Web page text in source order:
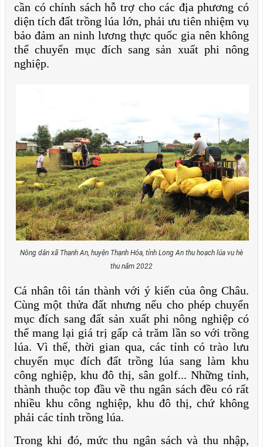
cần có chính sách hỗ trợ cho các địa phương có
diện tích đất trồng lúa lớn, phải ưu tiên nhiệm vụ
bảo đảm an ninh lương thực quốc gia nên không
thể chuyển mục đích sangsản xuấtphi nông
nghiệp.
Nông dân xã Thạnh An, huyện Thạnh Hóa, tỉnh Long An thu hoạch lúa vụ hè
thu năm 2022
Cá nhân tôi tán thành với ý kiến của ông Châu.
Cùng một thửa đất nhưng nếu cho phép chuyển
mục đích sang đất sản xuất phi nông nghiệp có
thể mang lại giá trị gấp cả trăm lần so với trồng
lúa. Vì thế, thời gian qua, các tỉnh có trào lưu
chuyển mục đích đất trồng lúa sang làm khu
công nghiệp, khu đô thị, sân golf... Những tỉnh,
thành thuộc top đầu về thu ngân sách đều có rất
nhiều khu công nghiệp, khu đô thị, chứ không
phải các tỉnh trồng lúa.
Trong khi đó, mức thu ngân sách và thu nhập,